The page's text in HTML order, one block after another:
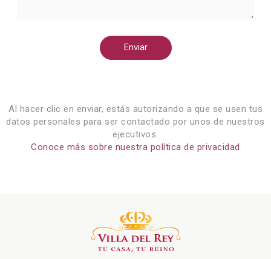
Enviar
Al hacer clic en enviar, estás autorizando a que se usen tus
datos personales para ser contactado por unos de nuestros
ejecutivos.
Conoce más sobre nuestra política de privacidad